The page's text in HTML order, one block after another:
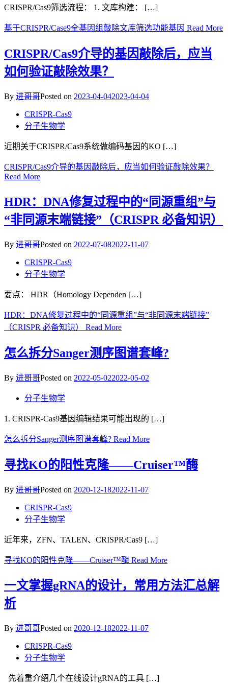
CRISPR/Cas9筛选流程： 1. 文库构建： […]
基于CRISPR/Case9全基因组敲除文库筛选功能基因 Read More
CRISPR/Cas9介导的基因敲除后，应当
如何验证敲除效果？
By 进哥哥Posted on 2023-04-042023-04-04
CRISPR-Cas9
分子生物学
近期关于CRISPR/Cas9系统做编码基因的KO […]
CRISPR/Cas9介导的基因敲除后，应当如何验证敲除效果？
Read More
HDR：DNA修复过程中的“同源重组”与
“非同源末端链接”（CRISPR 必备知识）
By 进哥哥Posted on 2022-07-082022-11-07
CRISPR-Cas9
分子生物学
要点： HDR（Homology Dependen […]
HDR：DNA修复过程中的“同源重组”与“非同源末端链接”
（CRISPR 必备知识）
Read More
怎么拆分Sanger测序图谱套峰?
By 进哥哥Posted on 2022-05-022022-05-02
分子生物学
1. CRISPR-Cas9基因编辑结果可能出现的 […]
怎么拆分Sanger测序图谱套峰? Read More
寻找KO的阳性克隆——Cruiser™酶
By 进哥哥Posted on 2020-12-182022-11-07
CRISPR-Cas9
分子生物学
近年来，ZFN、TALEN、CRISPR/Cas9 […]
寻找KO的阳性克隆——Cruiser™酶 Read More
一文掌握gRNA的设计，常用方法汇总解
析
By 进哥哥Posted on 2020-12-182022-11-07
CRISPR-Cas9
分子生物学
先着重介绍几个在线设计gRNA的工具 […]